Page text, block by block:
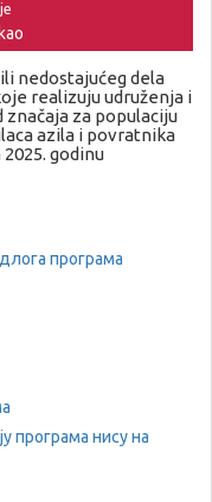
nedostajućeg dela
realizuju udruženja i
za populaciju
azila i povratnika
godinu
програма
програма нису на